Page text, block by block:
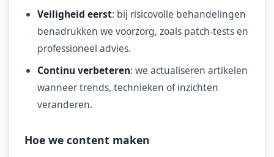
Veiligheid eerst: bij risicovolle behandelingen
benadrukken we voorzorg, zoals patch-tests en
professioneel advies.
Continu verbeteren: we actualiseren artikelen
wanneer trends, technieken of inzichten
veranderen.
Hoe we content maken